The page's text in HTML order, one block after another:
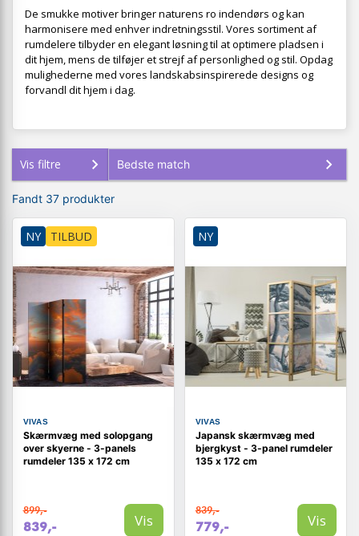
De smukke motiver bringer naturens ro indendørs og kan
harmonisere med enhver indretningsstil. Vores sortiment af
rumdelere tilbyder en elegant løsning til at optimere pladsen i
dit hjem, mens de tilføjer et strejf af personlighed og stil. Opdag
mulighederne med vores landskabsinspirerede designs og
forvandl dit hjem i dag.
Vis filtre
Fandt 37 produkter
NY TILBUD
VIVAS
Skærmvæg med solopgang
over skyerne - 3-panels
rumdeler 135 x 172 cm
899,-
839,- Vis
NY
VIVAS
Japansk skærmvæg med
bjergkyst - 3-panel rumdeler
135 x 172 cm
839,-
779,- Vis